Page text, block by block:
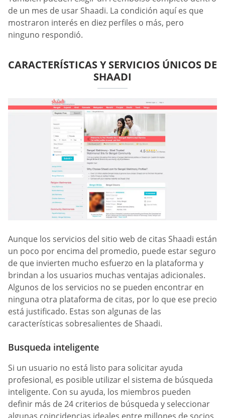
de un mes de usar Shaadi. La condición aquí es que
mostraron interés en diez perfiles o más, pero
ninguno respondió.
CARACTERÍSTICAS Y SERVICIOS ÚNICOS DE
SHAADI
Aunque los servicios del sitio web de citas Shaadi están
un poco por encima del promedio, puede estar seguro
de que invierten mucho esfuerzo en la plataforma y
brindan a los usuarios muchas ventajas adicionales.
Algunos de los servicios no se pueden encontrar en
ninguna otra plataforma de citas, por lo que ese precio
está justificado. Estas son algunas de las
características sobresalientes de Shaadi.
Busqueda inteligente
Si un usuario no está listo para solicitar ayuda
profesional, es posible utilizar el sistema de búsqueda
inteligente. Con su ayuda, los miembros pueden
definir más de 24 criterios de búsqueda y seleccionar